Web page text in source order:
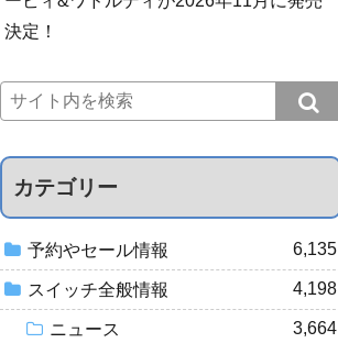
決定！
カテゴリー
予約やセール情報 6,135
スイッチ全般情報 4,198
ニュース 3,664